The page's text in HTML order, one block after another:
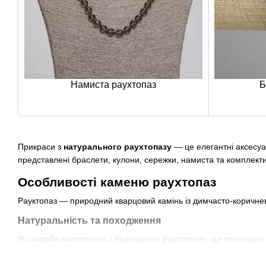
Прикраси з натурального раухтопазу — це елегантні
представлені браслети, кулони, сережки, намиста та
Особливості каменю раухтопаз
Рауктопаз — природний кварцовий камінь із димчасто-
Натуральність та походження
Усі вироби виготовлені з природного раухтопазу, що
Намиста раухтопаз